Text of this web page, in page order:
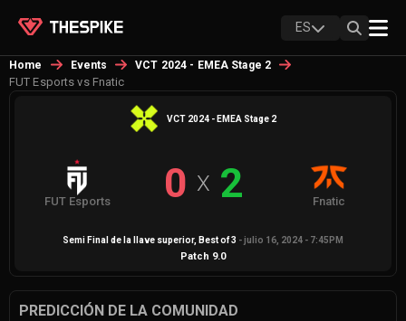
ES
Home Events VCT 2024 - EMEA Stage 2
FUT Esports vs Fnatic
VCT 2024 - EMEA Stage 2
FUT Esports 0 X 2 Fnatic
Semi Final de la llave superior, Best of3 -julio 16, 2024 - 7:45PM
Patch 9.0
PREDICCIÓN DE LA COMUNIDAD